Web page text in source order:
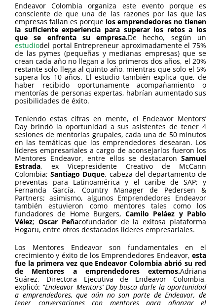
Endeavor Colombia organiza este evento porque es
consciente de que una de las razones por las que las
empresas fallan es porque los emprendedores no tienen
la suficiente experiencia para superar los retos a los
que se enfrenta su empresa.De hecho, según un
estudiodel portal Entrepreneur aproximadamente el 75%
de las pymes (pequeñas y medianas empresas) que se
crean cada año no llegan a los primeros dos años, el 20%
restante solo llega al quinto año, mientras que solo el 5%
supera los 10 años. El estudio también explica que, de
haber recibido oportunamente acompañamiento o
mentorías de personas expertas, habrían aumentado sus
posibilidades de éxito.
Teniendo estas cifras en mente, el Endeavor Mentors’
Day brindó la oportunidad a sus asistentes de tener 4
sesiones de mentorías grupales, cada una de 50 minutos
en las temáticas que los emprendedores desearan. Los
líderes empresariales a cargo de aconsejarlos fueron los
Mentores Endeavor, entre ellos se destacaron Samuel
Estrada, ex Vicepresidente Creativo de McCann
Colombia;Santiago Duque, cabeza del departamento de
preventas para Latinoamérica y el caribe de SAP; y
Fernanda García, Country Manager de Pedersen &
Partners; asimismo, algunos Emprendedores Endeavor
también estuvieron como mentores tales como los
fundadores de Home Burgers,Camilo Peláez y Pablo
Vélez; Oscar Peñacofundador de la exitosa plataforma
Hogaru, entre otros destacados líderes empresariales.
Los Mentores Endeavor son fundamentales en el
crecimiento y éxito de los Emprendedores Endeavor, esta
fue la primera vez que Endeavor Colombia abrió su red
de Mentores a emprendedores externos.Adriana
Suárez, Directora Ejecutiva de Endeavor Colombia,
explicó: “Endeavor Mentors’ Day busca darle la oportunidad
a emprendedores, que aún no son parte de Endeavor, de
tener conversaciones con mentores para afianzar el